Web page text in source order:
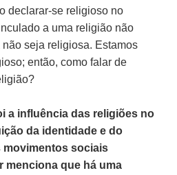
declarar-se religioso no
a uma religião não
seja religiosa. Estamos
então, como falar de
a influência das religiões no
da identidade e do
sociais
menciona que há uma